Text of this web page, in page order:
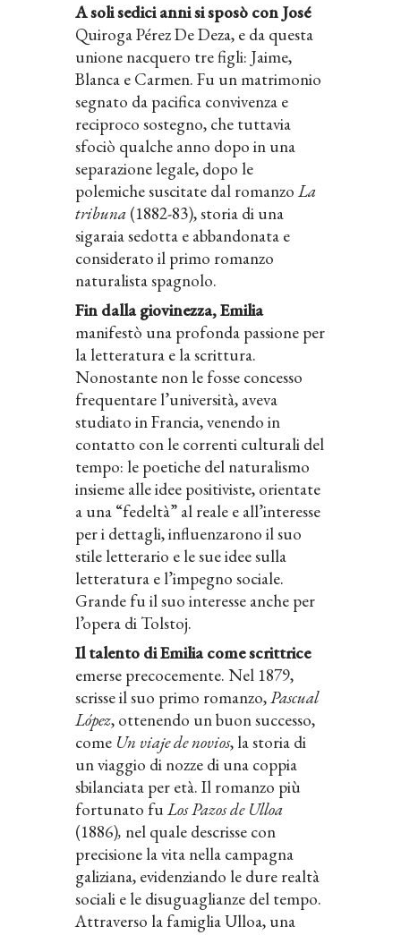
A soli sedici anni si sposò con José
Quiroga Pérez De Deza, e da questa
unione nacquero tre figli: Jaime,
Blanca e Carmen. Fu un matrimonio
segnato da pacifica convivenza e
reciproco sostegno, che tuttavia
sfociò qualche anno dopo in una
separazione legale, dopo le
polemiche suscitate dal romanzoLa
tribuna (1882-83), storia di una
sigaraia sedotta e abbandonata e
considerato il primo romanzo
naturalista spagnolo.
Fin dalla giovinezza, Emilia
manifestò una profonda passione per
la letteratura e la scrittura.
Nonostante non le fosse concesso
frequentare l’università, aveva
studiato in Francia, venendo in
contatto con le correnti culturali del
tempo: le poetiche del naturalismo
insieme alle idee positiviste, orientate
a una “fedeltà” al reale e all’interesse
per i dettagli, influenzarono il suo
stile letterario e le sue idee sulla
letteratura e l’impegno sociale.
Grande fu il suo interesse anche per
l’opera di Tolstoj.
Il talento di Emilia come scrittrice
emerse precocemente. Nel 1879,
scrisse il suo primo romanzo,Pascual
López, ottenendo un buon successo,
come Un viaje de novios, la storia di
un viaggio di nozze di una coppia
sbilanciata per età. Il romanzo più
fortunato fuLos Pazos de Ulloa
(1886), nel quale descrisse con
precisione la vita nella campagna
galiziana, evidenziando le dure realtà
sociali e le disuguaglianze del tempo.
Attraverso la famiglia Ulloa, una